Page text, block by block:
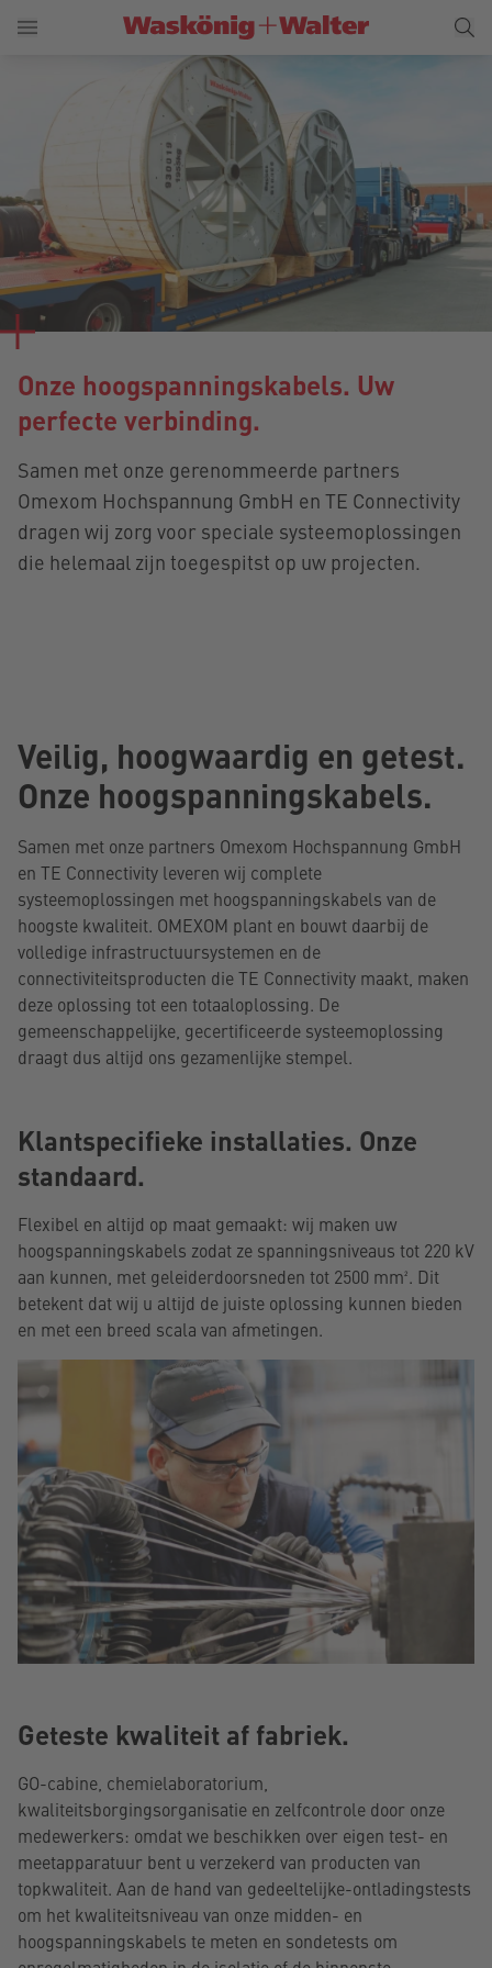
Onze hoogspanningskabels. Uw
perfecte verbinding.
Samen met onze gerenommeerde partners
Omexom Hochspannung GmbH en TE Connectivity
dragen wij zorg voor speciale systeemoplossingen
die helemaal zijn toegespitst op uw projecten.
Veilig, hoogwaardig en getest.
Onze hoogspanningskabels.
Samen met onze partners Omexom Hochspannung GmbH
en TE Connectivity leveren wij complete
systeemoplossingen met hoogspanningskabels van de
hoogste kwaliteit. OMEXOM plant en bouwt daarbij de
volledige infrastructuursystemen en de
connectiviteitsproducten die TE Connectivity maakt, maken
deze oplossing tot een totaaloplossing. De
gemeenschappelijke, gecertificeerde systeemoplossing
draagt dus altijd ons gezamenlijke stempel.
Klantspecifieke installaties. Onze
standaard.
Flexibel en altijd op maat gemaakt: wij maken uw
hoogspanningskabels zodat ze spanningsniveaus tot 220 kV
aan kunnen, met geleiderdoorsneden tot 2500 mm². Dit
betekent dat wij u altijd de juiste oplossing kunnen bieden
en met een breed scala van afmetingen.
Geteste kwaliteit af fabriek.
GO-cabine, chemielaboratorium,
kwaliteitsborgingsorganisatie en zelfcontrole door onze
medewerkers: omdat we beschikken over eigen test- en
meetapparatuur bent u verzekerd van producten van
topkwaliteit. Aan de hand van gedeeltelijke-ontladingstests
om het kwaliteitsniveau van onze midden- en
hoogspanningskabels te meten en sondetests om